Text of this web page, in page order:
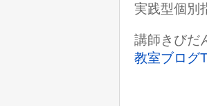
実践型個別
講師きびだ
教室ブログ